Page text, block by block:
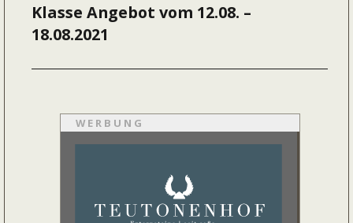
Nächster
Beitrag:
Klasse Angebot vom 12.08. –
18.08.2021
WERBUNG